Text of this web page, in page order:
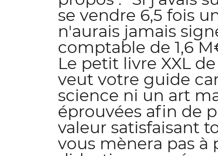
se vendre 6,5 fois
n'aurais jamais
comptable de 1,6
Le petit livre XXL
veut votre guide
science ni un art
éprouvées afin de
valeur satisfaisant
vous mènera pas à